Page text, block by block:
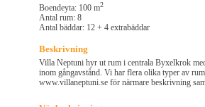
Boendeyta: 100 m2
Antal rum: 8
Antal bäddar: 12 + 4 extrabäddar
Beskrivning
Villa Neptuni hyr ut rum i centrala Byxelkrok
inom gångavstånd. Vi har flera olika typer av
www.villaneptuni.se för närmare beskrivning